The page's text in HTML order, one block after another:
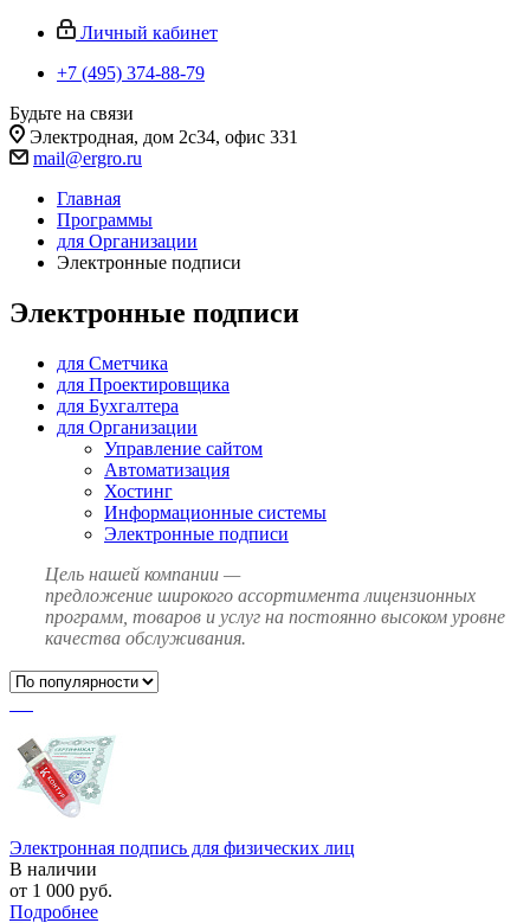
Личный кабинет
+7 (495) 374-88-79
Будьте на связи
Электродная, дом 2с34, офис 331
mail@ergro.ru
Главная
Программы
для Организации
Электронные подписи
Электронные подписи
для Сметчика
для Проектировщика
для Бухгалтера
для Организации
Управление сайтом
Автоматизация
Хостинг
Информационные системы
Электронные подписи
Цель нашей компании —
предложение широкого ассортимента лицензионных
программ, товаров и услуг на постоянно высоком уровне
качества обслуживания.
Электронная подпись для физических лиц
В наличии
от 1 000 руб.
Подробнее